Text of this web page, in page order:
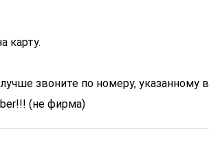
карту.
звоните по номеру, указанному в
(не фирма)